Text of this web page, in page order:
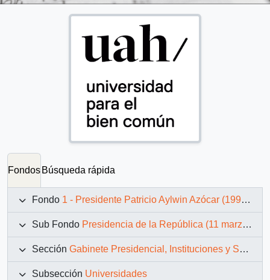
Fondos Búsqueda rápida
Fondo 1 - Presidente Patricio Aylwin Azócar (1990-1994)
Sub Fondo Presidencia de la República (11 marzo 1990 – 11 marzo 1994)
Sección Gabinete Presidencial, Instituciones y Servicios
Subsección Universidades